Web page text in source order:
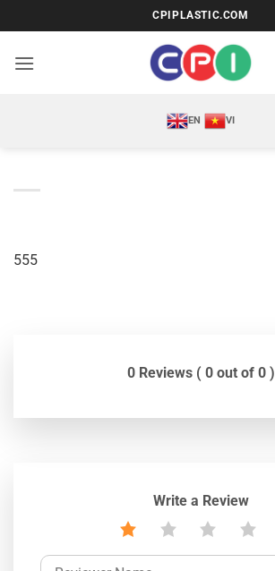
qua
nội
CPIPLASTIC.COM
EN VI
555
0 Reviews ( 0 out of 0 )
Write a Review